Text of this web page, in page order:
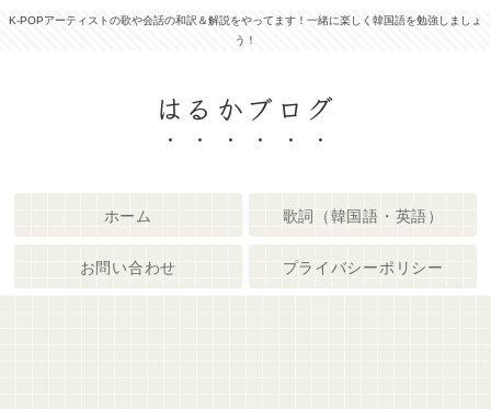
K-POPアーティストの歌や会話の和訳＆解説をやってます！一緒に楽しく韓国語を勉強しましょ
う！
はるかブログ
ホーム 歌詞（韓国語・英語）
お問い合わせ プライバシーポリシー